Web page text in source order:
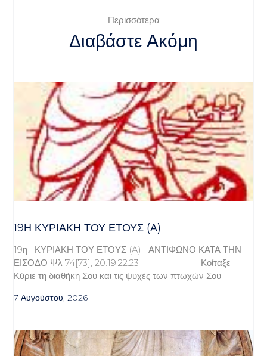
Περισσότερα
Διαβάστε Ακόμη
19Η ΚΥΡΙΑΚΉ ΤΟΥ ΈΤΟΥΣ (Α)
19η ΚΥΡΙΑΚΗ ΤΟΥ ΕΤΟΥΣ (A) ΑΝΤΙΦΩΝΟ ΚΑΤΑ ΤΗΝ
ΕΙΣΟΔΟ Ψλ 74[73], 20.19.22.23 Κοίταξε
Κύριε τη διαθήκη Σου και τις ψυχές των πτωχών Σου
7 Αυγούστου, 2026